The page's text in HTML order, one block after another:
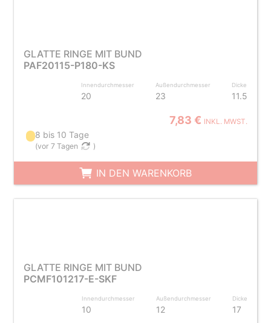
GLATTE RINGE MIT BUND
PAF20115-P180-KS
Innendurchmesser
20
Außendurchmesser
23
Dicke
11.5
7,83 € INKL. MWST.
8 bis 10 Tage
(vor 7 Tagen )
IN DEN WARENKORB
GLATTE RINGE MIT BUND
PCMF101217-E-SKF
Innendurchmesser
10
Außendurchmesser
12
Dicke
17